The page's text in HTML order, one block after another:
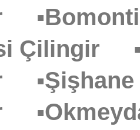
Çilingir